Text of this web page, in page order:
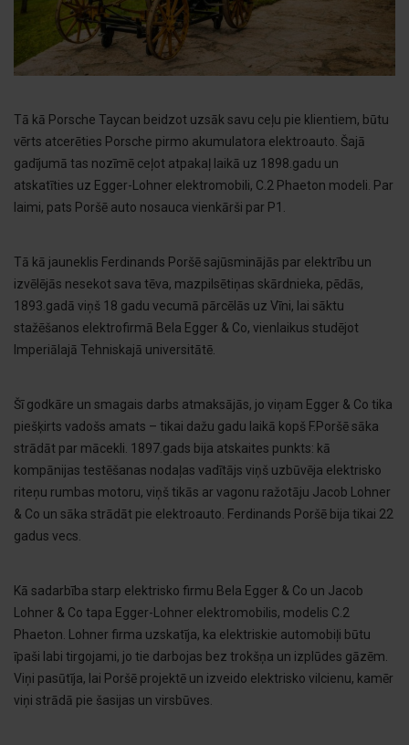
Tā kā Porsche Taycan beidzot uzsāk savu ceļu pie klientiem, būtu
vērts atcerēties Porsche pirmo akumulatora elektroauto. Šajā
gadījumā tas nozīmē ceļot atpakaļ laikā uz 1898.gadu un
atskatīties uz Egger-Lohner elektromobili, C.2 Phaeton modeli. Par
laimi, pats Poršē auto nosauca vienkārši par P1.
Tā kā jauneklis Ferdinands Poršē sajūsminājās par elektrību un
izvēlējās nesekot sava tēva, mazpilsētiņas skārdnieka, pēdās,
1893.gadā viņš 18 gadu vecumā pārcēlās uz Vīni, lai sāktu
stažēšanos elektrofirmā Bela Egger & Co, vienlaikus studējot
Imperiālajā Tehniskajā universitātē.
Šī godkāre un smagais darbs atmaksājās, jo viņam Egger & Co tika
piešķirts vadošs amats – tikai dažu gadu laikā kopš F.Poršē sāka
strādāt par mācekli. 1897.gads bija atskaites punkts: kā
kompānijas testēšanas nodaļas vadītājs viņš uzbūvēja elektrisko
riteņu rumbas motoru, viņš tikās ar vagonu ražotāju Jacob Lohner
& Co un sāka strādāt pie elektroauto. Ferdinands Poršē bija tikai 22
gadus vecs.
Kā sadarbība starp elektrisko firmu Bela Egger & Co un Jacob
Lohner & Co tapa Egger-Lohner elektromobilis, modelis C.2
Phaeton. Lohner firma uzskatīja, ka elektriskie automobiļi būtu
īpaši labi tirgojami, jo tie darbojas bez trokšņa un izplūdes gāzēm.
Viņi pasūtīja, lai Poršē projektē un izveido elektrisko vilcienu, kamēr
viņi strādā pie šasijas un virsbūves.